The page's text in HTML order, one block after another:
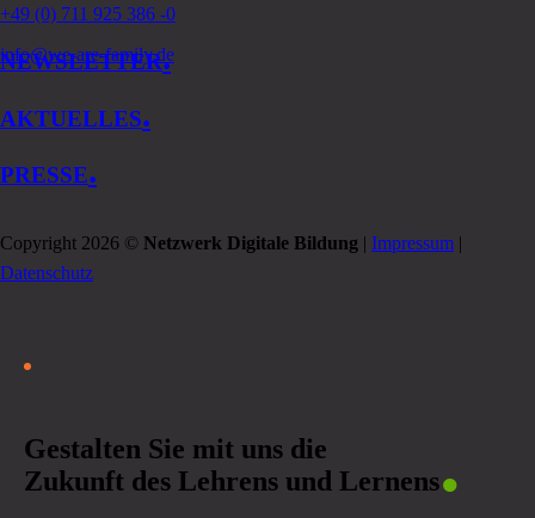
+49 (0) 711 925 386 -0
info@we-are-family.de
NEWSLETTER.
AKTUELLES.
PRESSE.
Copyright 2026 © Netzwerk Digitale Bildung Impressum
Datenschutz
Gestalten Sie mit uns die
Zukunft des Lehrens und Lernens.